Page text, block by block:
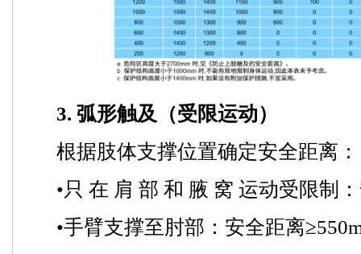
3. 弧形触及（受限运动）
根据肢体支撑位置确定安全距离：
•只 在 肩 部 和 腋 窝 运动受限制：
•手臂支撑至肘部：安全距离